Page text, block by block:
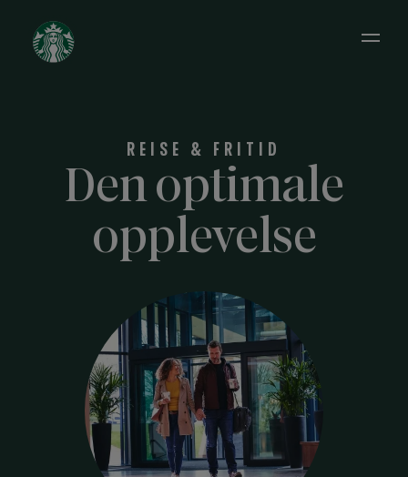
REISE & FRITID
Den optimale
opplevelse